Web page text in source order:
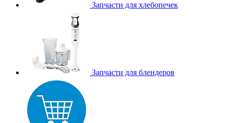
Запчасти для хлебопечек
Запчасти для блендеров